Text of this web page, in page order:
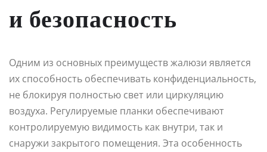
и безопасность
Одним из основных преимуществ жалюзи является
их способность обеспечивать конфиденциальность,
не блокируя полностью свет или циркуляцию
воздуха. Регулируемые планки обеспечивают
контролируемую видимость как внутри, так и
снаружи закрытого помещения. Эта особенность